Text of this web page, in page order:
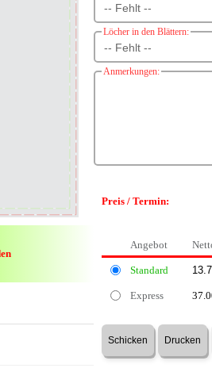
Löcher in den Blättern:
Anmerkungen:
Preis / Termin:
Angebot
Standard
Express
Schicken Drucken